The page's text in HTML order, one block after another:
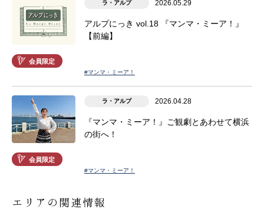
会員限定
ラ・アルプ 2026.05.29
アルプにっき vol.18 『マンマ・ミーア！』
【前編】
#マンマ・ミーア！
会員限定
ラ・アルプ 2026.04.28
『マンマ・ミーア！』ご観劇とあわせて横浜
の街へ！
#マンマ・ミーア！
エリアの関連情報